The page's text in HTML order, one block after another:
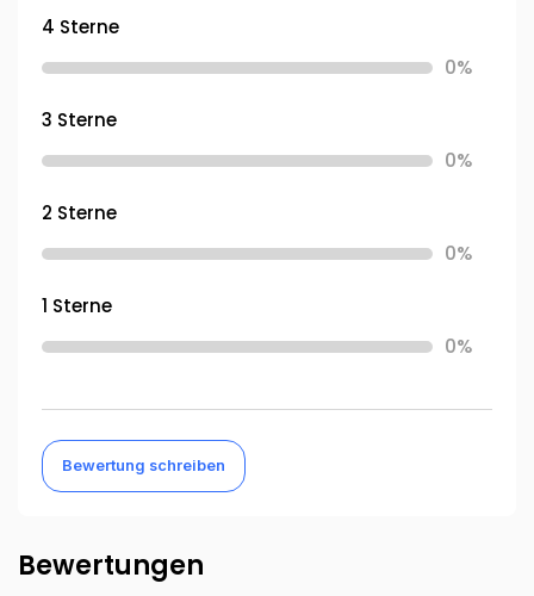
4 Sterne
0%
3 Sterne
0%
2 Sterne
0%
1 Sterne
0%
Bewertung schreiben
Bewertungen